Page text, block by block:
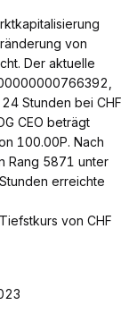
von
Der aktuelle
Stunden bei CHF
CEO beträgt
100.00P. Nach
Rang 5871 unter
erreichte
von CHF